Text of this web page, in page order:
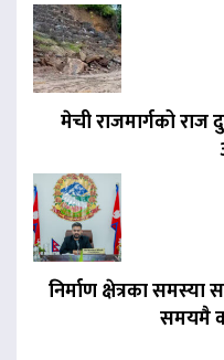
मेची राजमार्गको राज
निर्माण क्षेत्रका
समयमै